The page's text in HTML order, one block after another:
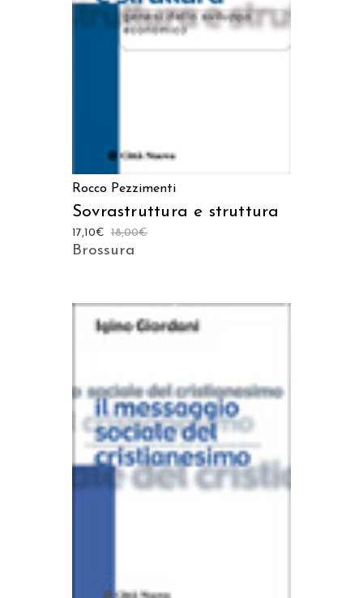
AGGIUNGI AL CARRELLO
Rocco Pezzimenti
Sovrastruttura e struttura
18,00€
17,10€
Brossura
AGGIUNGI AL CARRELLO